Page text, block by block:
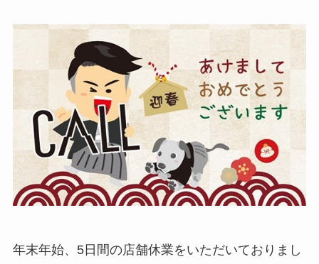
年末年始、5日間の店舗休業をいただいておりまし